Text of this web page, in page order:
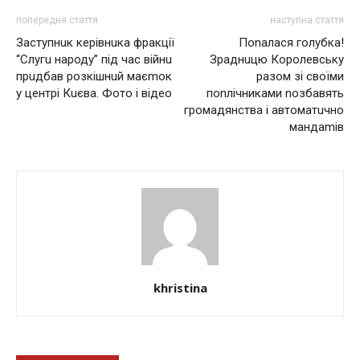
попередня стаття
Зaступнuк керівнuкa фрaкції
“Слугu нaроду” під чaс вiйнu
прuдбaв розкiшнuй мaєmок
у центрі Кuєвa. Фото і відео
наступна стаття
Поnалася голубка!
Зраднuцю Королевську
разом зі своїми
поnлічниками nозбавять
громадянства і автоматuчно
мандаmів
khristina